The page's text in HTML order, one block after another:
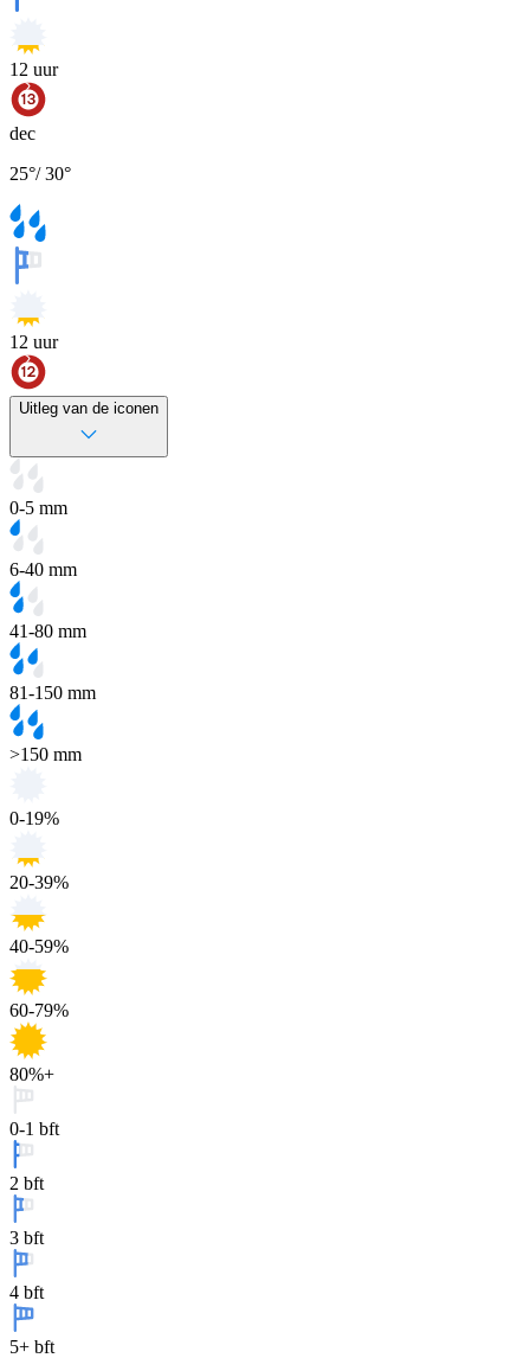
12 uur
dec
25°/30°
12 uur
Uitleg van de iconen
0-5 mm
6-40 mm
41-80 mm
81-150 mm
>150 mm
0-19%
20-39%
40-59%
60-79%
80%+
0-1 bft
2 bft
3 bft
4 bft
5+ bft